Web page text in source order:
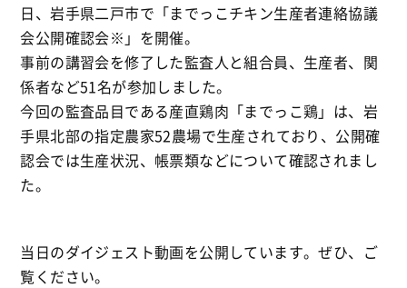
日、岩手県二戸市で「までっこチキン生産者連絡協議
会公開確認会※」を開催。
事前の講習会を修了した監査人と組合員、生産者、関
係者など51名が参加しました。
今回の監査品目である産直鶏肉「までっこ鶏」は、岩
手県北部の指定農家52農場で生産されており、公開確
認会では生産状況、帳票類などについて確認されまし
た。
当日のダイジェスト動画を公開しています。ぜひ、ご
覧ください。